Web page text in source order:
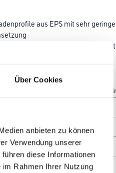
Über Cookies
anbieten zu können
Verwendung unserer
diese Informationen
Rahmen Ihrer Nutzung
aus EPS mit sehr
Die kratzfeste Oberfläche
Variante